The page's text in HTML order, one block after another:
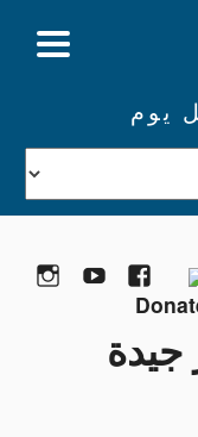
يوم
تبرع Facebook
جيدة